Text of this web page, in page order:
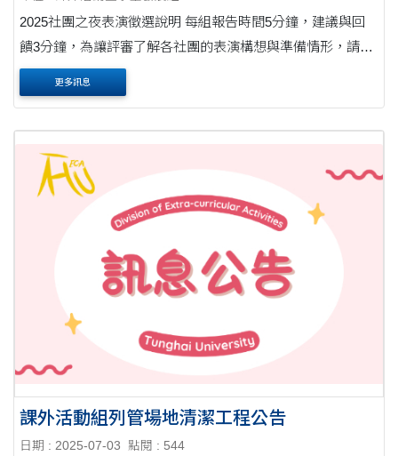
2025社團之夜表演徵選說明 每組報告時間5分鐘，建議與回
饋3分鐘，為讓評審了解各社團的表演構想與準備情形，​請詳
閱以下評分標準與注意事項，相關說明如下： 每一社團以1個
表演且表演者為社團成員(東海....
更多訊息
課外活動組列管場地清潔工程公告
日期 : 2025-07-03
點閱 : 544